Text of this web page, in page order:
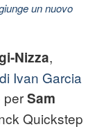
un nuovo
Nizza,
Ivan Garcia
perSam
Quickstep